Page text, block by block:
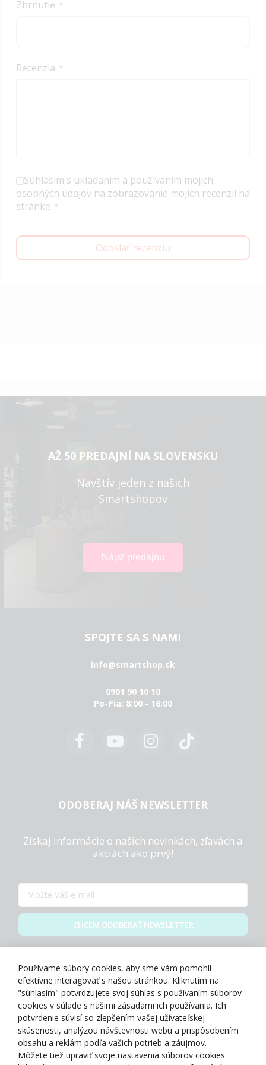
Zhrnutie
Recenzia
Súhlasím s ukladaním a používaním mojich
osobných údajov na zobrazovanie mojich recenzií na
stránke
Odoslať recenziu
AŽ 50 PREDAJNÍ NA SLOVENSKU
Navštív jeden z našich
Smartshopov
SPOJTE SA S NAMI
info@smartshop.sk
0901 90 10 10
Po-Pia: 8:00 - 16:00
ODOBERAJ NÁŠ NEWSLETTER
Získaj informácie o našich novinkách, zľavách a
akciách ako prvý!
CHCEM ODOBERAŤ NEWSLETTER
O NÁS
NAKUPOVANIE
Používame súbory cookies, aby sme vám pomohli
efektívne interagovať s našou stránkou. Kliknutím na
"súhlasím" potvrdzujete svoj súhlas s používaním súborov
cookies v súlade s našimi zásadami ich používania. Ich
potvrdenie súvisí so zlepšením vašej užívateľskej
skúsenosti, analýzou návštevnosti webu a prispôsobením
obsahu a reklám podľa vašich potrieb a záujmov.
Môžete tiež upraviť svoje nastavenia súborov cookies